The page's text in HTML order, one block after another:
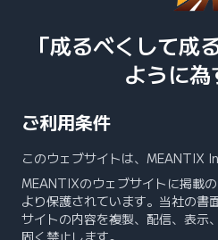
「成るべくして成
ように為
ご利用条件
このウェブサイトは、MEANTIX
MEANTIXのウェブサイトに掲載
より保護されています。当社の書
サイトの内容を複製、配信、表示
固く禁止します。